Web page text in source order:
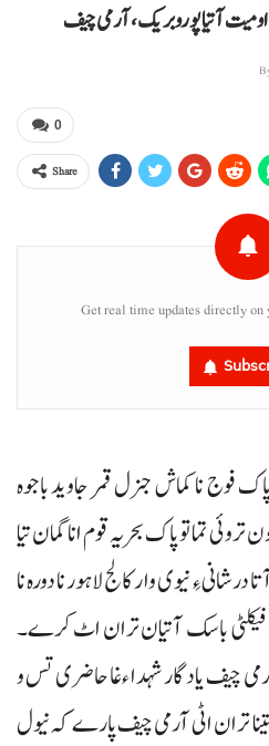
آتیا پورو بریک، آرمی چیف
0
Share
Get real time updates directly on
فوج نا کماش جنرل قمر جاوید باجوہ
تما تو پاک بحریہ قوم انا گمان تیا
ءِ نیوی وار کالج لاہور نا دورہ نا
فیکلٹی باسک آتیان تران اٹ کرے۔
چیف یادگار شہداءغا حاضری تس و
تران اٹی آرمی چیف پارے کہ نیول